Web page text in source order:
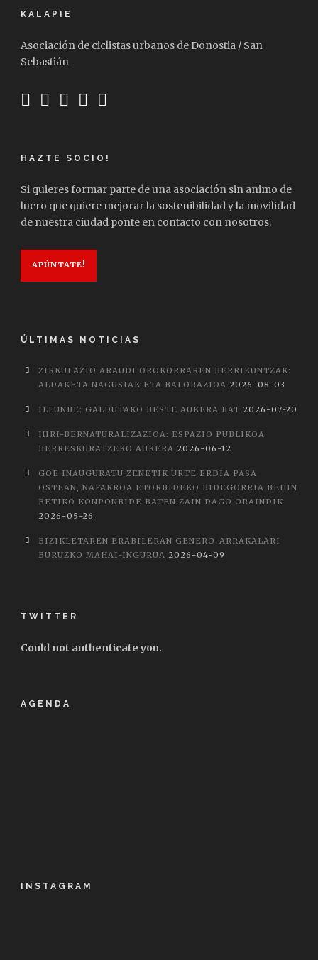
KALAPIE
Asociación de ciclistas urbanos de Donostia / San
Sebastián
HAZTE SOCIO!
Si quieres formar parte de una asociación sin animo de
lucro que quiere mejorar la sostenibilidad y la movilidad
de nuestra ciudad ponte en contacto con nosotros.
APÚNTATE!
ÚLTIMAS NOTICIAS
ZIRKULAZIO ARAUDI OROKORRAREN BERRIKUNTZAK:
ALDAKETA NAGUSIAK ETA BALORAZIOA 2026-08-03
ILLUNBE: GALDUTAKO BESTE AUKERA BAT 2026-07-20
HIRI-BERNATURALIZAZIOA: ESPAZIO PUBLIKOA
BERRESKURATZEKO AUKERA 2026-06-12
GOE INAUGURATU ZENETIK URTE ERDIA PASA
OSTEAN, NAFARROA ETORBIDEKO BIDEGORRIA BEHIN
BETIKO KONPONBIDE BATEN ZAIN DAGO ORAINDIK
2026-05-26
BIZIKLETAREN ERABILERAN GENERO-ARRAKALARI
BURUZKO MAHAI-INGURUA 2026-04-09
TWITTER
Could not authenticate you.
AGENDA
INSTAGRAM